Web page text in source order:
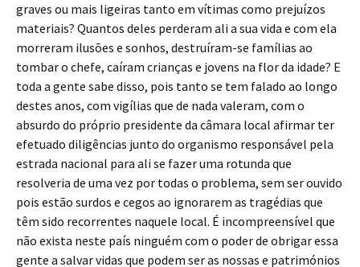
graves ou mais ligeiras tanto em vítimas como prejuízos
materiais? Quantos deles perderam ali a sua vida e com ela
morreram ilusões e sonhos, destruíram-se famílias ao
tombar o chefe, caíram crianças e jovens na flor da idade? E
toda a gente sabe disso, pois tanto se tem falado ao longo
destes anos, com vigílias que de nada valeram, com o
absurdo do próprio presidente da câmara local afirmar ter
efetuado diligências junto do organismo responsável pela
estrada nacional para ali se fazer uma rotunda que
resolveria de uma vez por todas o problema, sem ser ouvido
pois estão surdos e cegos ao ignorarem as tragédias que
têm sido recorrentes naquele local. É incompreensível que
não exista neste país ninguém com o poder de obrigar essa
gente a salvar vidas que podem ser as nossas e patrimónios